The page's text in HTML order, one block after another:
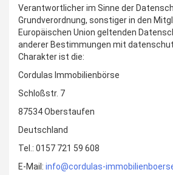
Verantwortlicher im Sinne der
Grundverordnung, sonstiger in den
Europäischen Union geltenden
anderer Bestimmungen mit
Charakter ist die:
Cordulas Immobilienbörse
Schloßstr. 7
87534 Oberstaufen
Deutschland
Tel.: 0157 721 59 608
E-Mail: info@cordulas-